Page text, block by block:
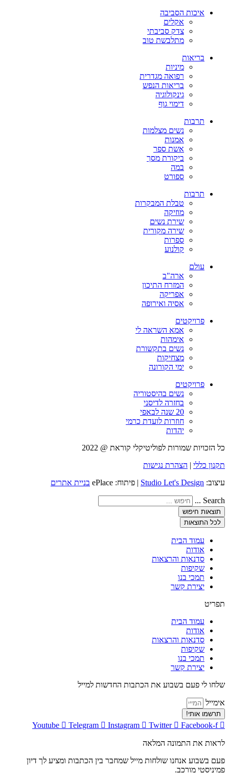
איכות הסביבה
אקלים
צדק סביבתי
מתלבשת טוב
בריאות
מיניות
רפואה מגדרית
בריאות הנפש
גינקולוגיה
דימוי גוף
תרבות
נשים מצלמות
אמנות
אשת ספר
ביקורת מסך
במה
ספורט
תרבות
טבלת המבקרות
מוזיקה
שירת נשים
שירה מקורית
ספרות
קולנוע
עולם
ארה"ב
המזרח התיכון
אפריקה
אסיה ואירופה
פרויקטים
אמא השראה לי
אימהות
נשים בתקשורת
מצחיקות
ימי הקורונה
פרויקטים
נשים בהיסטוריה
בחזרה לדיסני
20 שנה לבאפי
חוזרות לועדת כרמי
יהדות
כל הזכויות שמורות לפוליטיקלי קוראת @ 2022
תקנון כללי | הצהרת נגישות
עיצוב: Studio Let's Design | פיתוח: ePlace בניית אתרים
Search ...
תוצאות חיפוש
לכל התוצאות
עמוד הבית
אודות
סדנאות והרצאות
שקיפות
תמכי בנו
יצירת קשר
תפריט
עמוד הבית
אודות
סדנאות והרצאות
שקיפות
תמכי בנו
יצירת קשר
שלחו לי פעם בשבוע את הכתבות החדשות למייל
אימייל
תרשמו אותי!
Youtube Telegram Instagram Twitter Facebook-f
לראות את התמונה המלאה
פעם בשבוע אנחנו שולחות מייל שמחבר בין הכתבות ומציע לך דיון
פמיניסטי מורכב.